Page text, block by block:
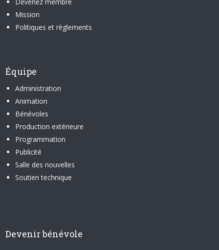
Mission
Politiques et règlements
Équipe
Administration
Animation
Bénévoles
Production extérieure
Programmation
Publicité
Salle des nouvelles
Soutien technique
Devenir bénévole